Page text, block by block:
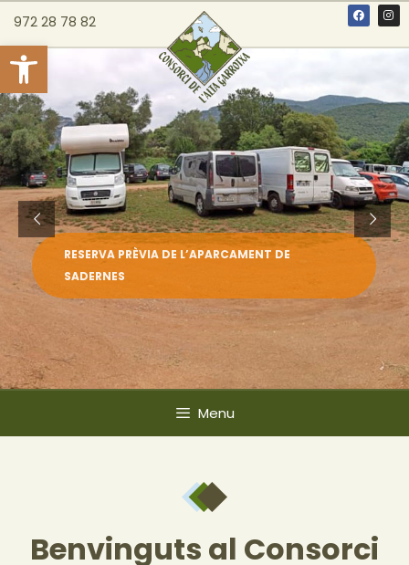
Obre la barra d'eines
972 28 78 82
RESERVA PRÈVIA DE L’APARCAMENT DE
SADERNES
Menu
Benvinguts al Consorci